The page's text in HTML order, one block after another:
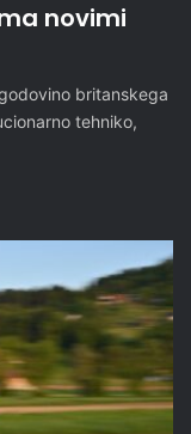
novimi
britanskega
tehniko,